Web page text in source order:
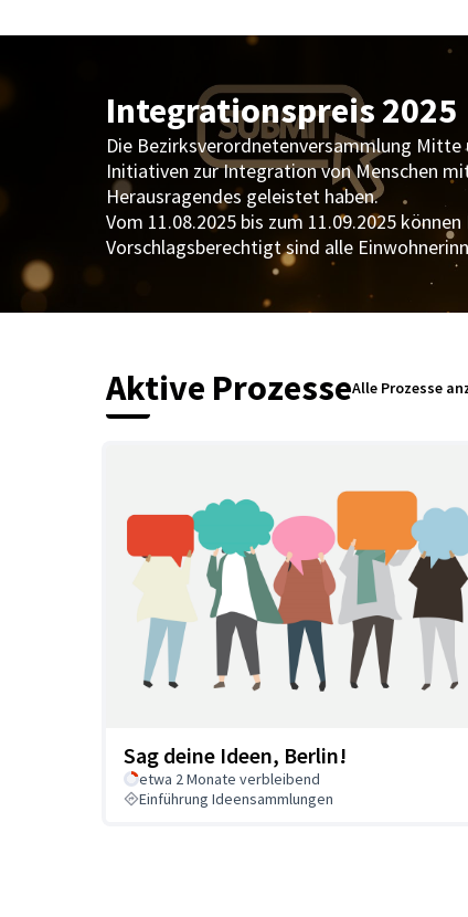
Integrationspreis 2025
Die Bezirksverordnetenversammlung
Initiativen zur Integration von Menschen
Herausragendes geleistet haben.
Vom 11.08.2025 bis zum 11.09.2025
Vorschlagsberechtigt sind alle
Aktive ProzesseAlle Prozesse
Sag deine Ideen, Berlin!
etwa 2 Monate verbleibend
Einführung Ideensammlungen